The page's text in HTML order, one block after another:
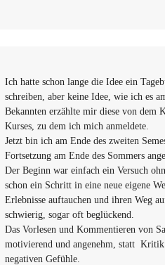
Ich hatte schon lange die Idee ein
schreiben, aber keine Idee, wie ich es
Bekannten erzählte mir diese von dem
Kurses, zu dem ich mich anmeldete.
Jetzt bin ich am Ende des zweiten
Fortsetzung am Ende des Sommers
Der Beginn war einfach ein Versuch
schon ein Schritt in eine neue eigene
Erlebnisse auftauchen und ihren Weg
schwierig, sogar oft beglückend.
Das Vorlesen und Kommentieren von
motivierend und angenehm, statt
negativen Gefühle.